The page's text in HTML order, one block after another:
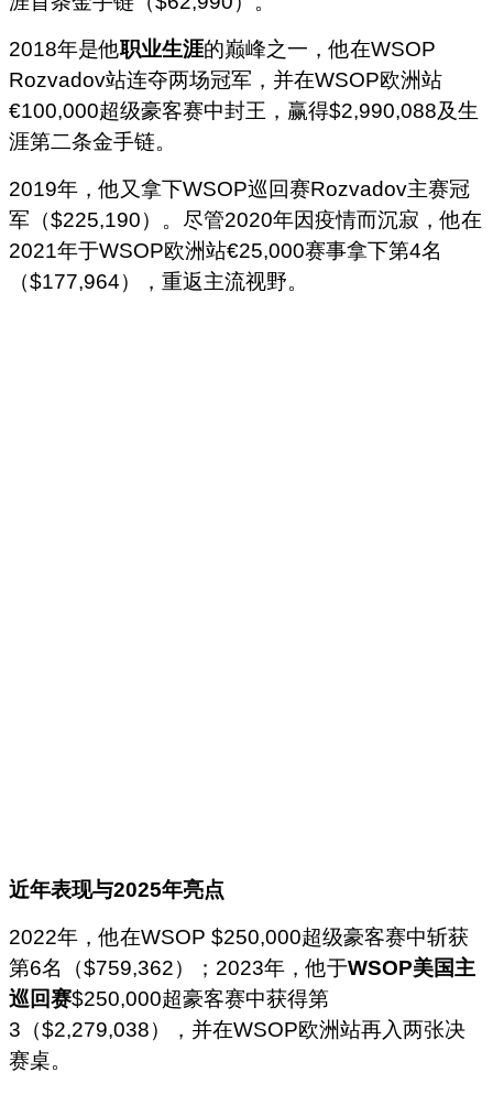
2018年是他职业生涯的巅峰之一，他在WSOP
Rozvadov站连夺两场冠军，并在WSOP欧洲站
€100,000超级豪客赛中封王，赢得$2,990,088及生
涯第二条金手链。
2019年，他又拿下WSOP巡回赛Rozvadov主赛冠
军（$225,190）。尽管2020年因疫情而沉寂，他在
2021年于WSOP欧洲站€25,000赛事拿下第4名
（$177,964），重返主流视野。
近年表现与2025年亮点
2022年，他在WSOP $250,000超级豪客赛中斩获
第6名（$759,362）；2023年，他于WSOP美国主
巡回赛$250,000超豪客赛中获得第
3（$2,279,038），并在WSOP欧洲站再入两张决
赛桌。